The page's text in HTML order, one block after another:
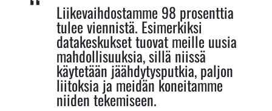
Liikevaihdostamme 98 prosenttia
tulee viennistä. Esimerkiksi
datakeskukset tuovat meille uusia
mahdollisuuksia, sillä niissä
käytetään jäähdytysputkia, paljon
liitoksia ja meidän koneitamme
niiden tekemiseen.